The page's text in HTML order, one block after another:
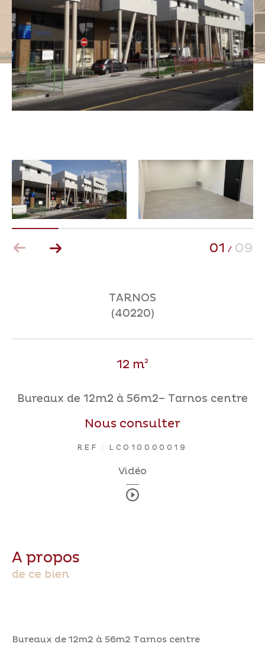
01 / 09
TARNOS
(40220)
12 m²
Bureaux de 12m2 à 56m2– Tarnos centre
Nous consulter
REF : LCO10000019
Vidéo
a propos
de ce bien
Bureaux de 12m2 à 56m2 Tarnos centre
Pièces
0 2 3 4 5
Ville
AFFINER LES CRITÈRES
Exclusivités